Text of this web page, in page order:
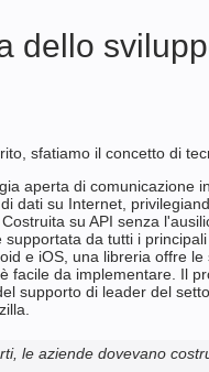
dello
sfatiamo il concetto di
aperta di comunicazione
dati su Internet,
su API senza
da tutti i
e iOS, una libreria offre le
facile da implementare. Il
supporto di leader del
le aziende dovevano